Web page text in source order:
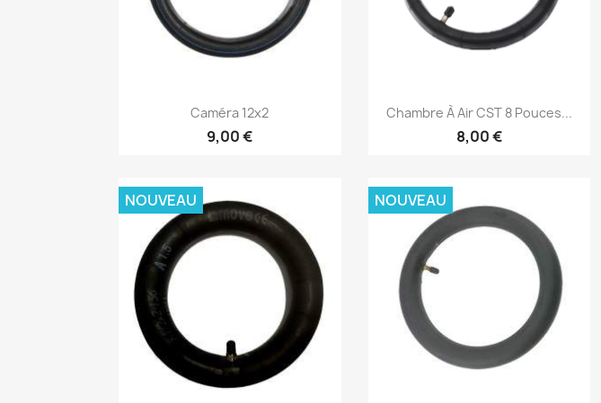
Aperçu rapide
Caméra 12x2
9,00 €
Aperçu rapide
Chambre À Air CST 8 Pouces...
8,00 €
NOUVEAU NOUVEAU